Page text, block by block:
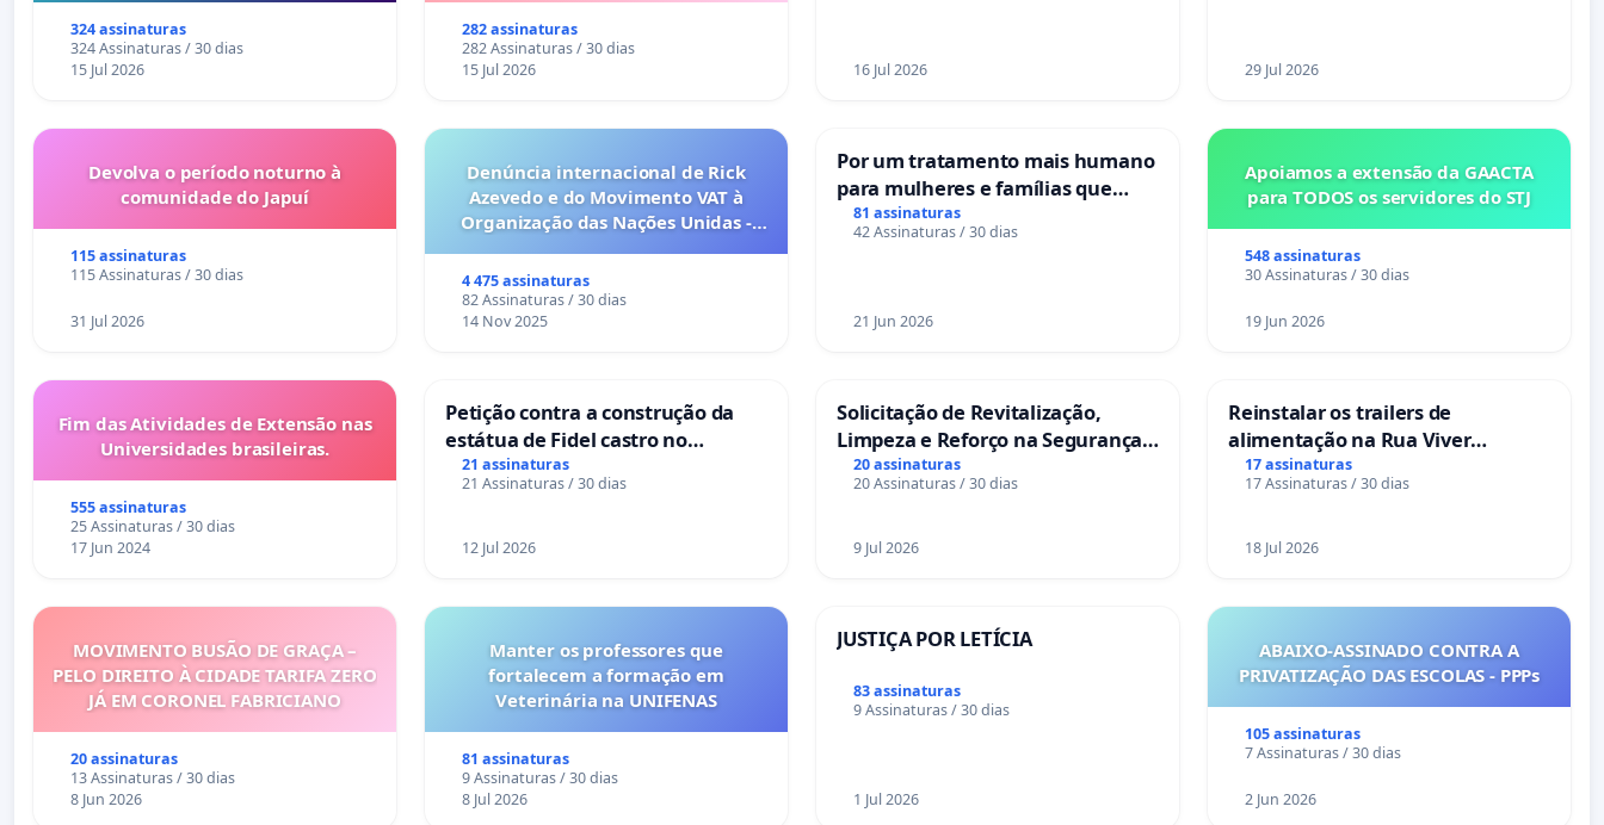
324 assinaturas
324 Assinaturas / 30 dias
15 Jul 2026
282 assinaturas
282 Assinaturas / 30 dias
15 Jul 2026
16 Jul 2026 29 Jul 2026
Devolva o período noturno à
comunidade do Japuí
115 assinaturas
115 Assinaturas / 30 dias
31 Jul 2026
Denúncia internacional de Rick
Azevedo e do Movimento VAT à
Organização das Nações Unidas -
6x1 enquanto o lobby empresarial
compra a omissão do Congresso.
4 475 assinaturas
82 Assinaturas / 30 dias
14 Nov 2025
Por um tratamento mais humano
para mulheres e famílias que
sofrem uma perda gestacional
nos hospitais portugueses
81 assinaturas
42 Assinaturas / 30 dias
21 Jun 2026
Apoiamos a extensão da GAACTA
para TODOS os servidores do STJ
548 assinaturas
30 Assinaturas / 30 dias
19 Jun 2026
Fim das Atividades de Extensão nas
Universidades brasileiras.
555 assinaturas
25 Assinaturas / 30 dias
17 Jun 2024
Petição contra a construção da
estátua de Fidel castro no
mirante do Caju
21 assinaturas
21 Assinaturas / 30 dias
12 Jul 2026
Solicitação de Revitalização,
Limpeza e Reforço na Segurança
das Praças da Rua Cachoeira das
Sete Ilhas
20 assinaturas
20 Assinaturas / 30 dias
9 Jul 2026
Reinstalar os trailers de
alimentação na Rua Viver
Salvador
17 assinaturas
17 Assinaturas / 30 dias
18 Jul 2026
MOVIMENTO BUSÃO DE GRAÇA –
PELO DIREITO À CIDADE TARIFA ZERO
JÁ EM CORONEL FABRICIANO
20 assinaturas
13 Assinaturas / 30 dias
8 Jun 2026
Manter os professores que
fortalecem a formação em
Veterinária na UNIFENAS
81 assinaturas
9 Assinaturas / 30 dias
8 Jul 2026
JUSTIÇA POR LETÍCIA
83 assinaturas
9 Assinaturas / 30 dias
1 Jul 2026
ABAIXO-ASSINADO CONTRA A
PRIVATIZAÇÃO DAS ESCOLAS - PPPs
105 assinaturas
7 Assinaturas / 30 dias
2 Jun 2026